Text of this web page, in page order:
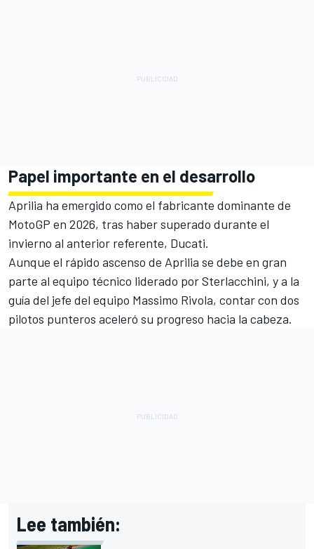
Papel importante en el desarrollo
Aprilia ha emergido como el fabricante dominante de
MotoGP en 2026, tras haber superado durante el
invierno al anterior referente, Ducati.
Aunque el rápido ascenso de Aprilia se debe en gran
parte al equipo técnico liderado por Sterlacchini, y a la
guía del jefe del equipo Massimo Rivola, contar con dos
pilotos punteros aceleró su progreso hacia la cabeza.
Lee también: